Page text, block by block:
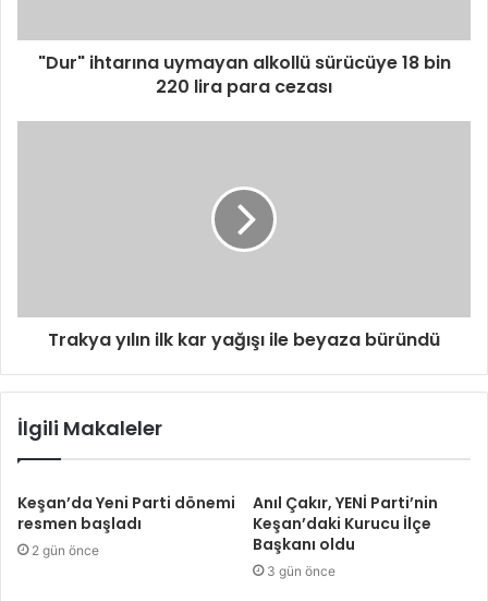
"Dur" ihtarına uymayan alkollü sürücüye 18 bin
220 lira para cezası
Trakya yılın ilk kar yağışı ile beyaza büründü
İlgili Makaleler
Keşan’da Yeni Parti dönemi
resmen başladı
2 gün önce
Anıl Çakır, YENİ Parti’nin
Keşan’daki Kurucu İlçe
Başkanı oldu
3 gün önce